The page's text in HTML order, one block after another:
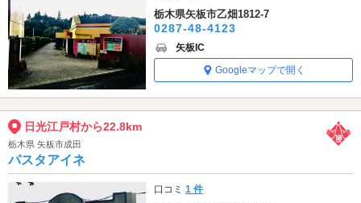
栃木県矢板市乙畑1812-7
0287-48-4123
矢板IC
Googleマップで開く
日光江戸村から22.8km
栃木県 矢板市成田
パスタアイネ
口コミ1 件